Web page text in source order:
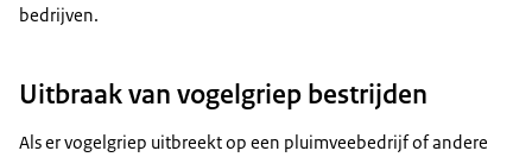
bedrijven.
Uitbraak van vogelgriep bestrijden
Als er vogelgriep uitbreekt op een pluimveebedrijf of andere